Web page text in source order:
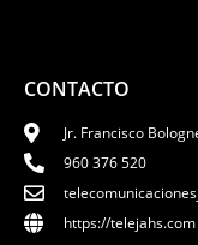
CONTACTO
Jr. Francisco
960 376 520
https://telejahs.com